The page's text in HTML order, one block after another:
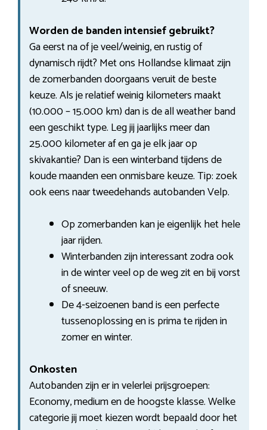
Worden de banden intensief gebruikt?
Ga eerst na of je veel/weinig, en rustig of
dynamisch rijdt? Met ons Hollandse klimaat zijn
de zomerbanden doorgaans veruit de beste
keuze. Als je relatief weinig kilometers maakt
(10.000 – 15.000 km) dan is de all weather band
een geschikt type. Leg jij jaarlijks meer dan
25.000 kilometer af en ga je elk jaar op
skivakantie? Dan is een winterband tijdens de
koude maanden een onmisbare keuze. Tip: zoek
ook eens naar tweedehands autobanden Velp.
Op zomerbanden kan je eigenlijk het hele
jaar rijden.
Winterbanden zijn interessant zodra ook
in de winter veel op de weg zit en bij vorst
of sneeuw.
De 4-seizoenen band is een perfecte
tussenoplossing en is prima te rijden in
zomer en winter.
Onkosten
Autobanden zijn er in velerlei prijsgroepen:
Economy, medium en de hoogste klasse. Welke
categorie jij moet kiezen wordt bepaald door het